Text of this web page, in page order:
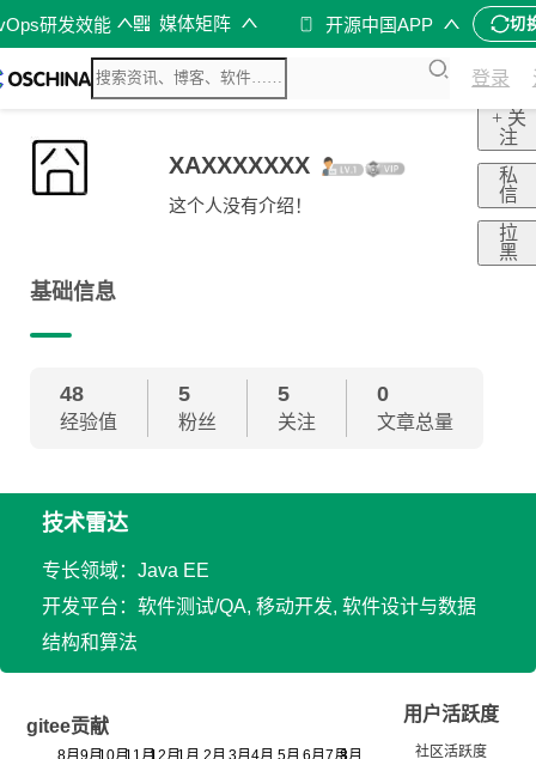
研发效能 媒体矩阵 开源中国APP 切
登录
XAXXXXXXX
这个人没有介绍！
+ 关
注
私
信
拉
黑
基础信息
48
经验值
5
粉丝
5
关注
0
文章总量
技术雷达
专长领域：Java EE
开发平台：软件测试/QA, 移动开发, 软件设计与数据
结构和算法
gitee贡献
用户活跃度